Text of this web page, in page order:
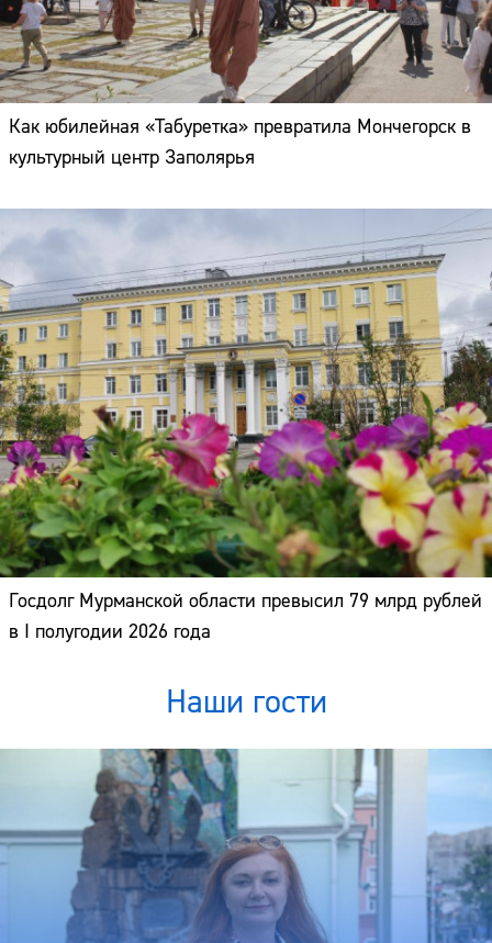
Как юбилейная «Табуретка» превратила Мончегорск в
культурный центр Заполярья
Госдолг Мурманской области превысил 79 млрд рублей
в I полугодии 2026 года
Наши гости